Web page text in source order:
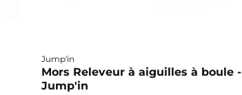
Jump'in
Mors Releveur à aiguilles à boule -
Jump'in